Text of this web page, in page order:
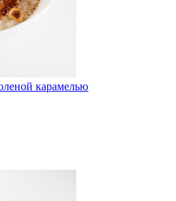
карамелью